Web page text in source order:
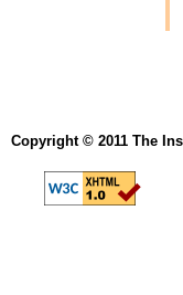
Copyright © 2011 The